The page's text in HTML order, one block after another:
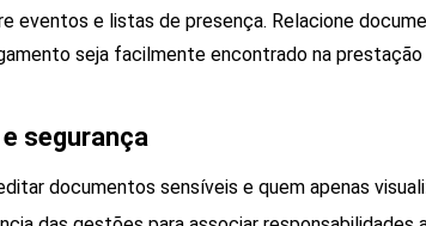
eventos e listas de presença. Relacione
seja facilmente encontrado na
segurança
documentos sensíveis e quem apenas